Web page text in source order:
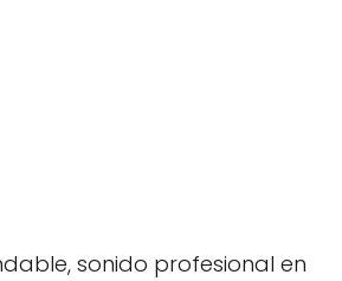
sonido profesional en